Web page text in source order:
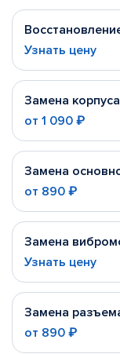
Узнать цену
Замена корпуса
от 1 090 ₽
Замена
от 890 ₽
Замена
Узнать цену
Замена
от 890 ₽